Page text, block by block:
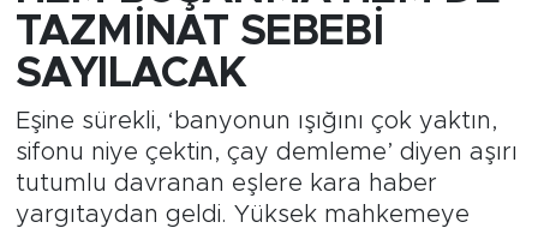
TAZMİNAT SEBEBİ
SAYILACAK
Eşine sürekli, ‘banyonun ışığını çok yaktın,
sifonu niye çektin, çay demleme’ diyen aşırı
tutumlu davranan eşlere kara haber
yargıtaydan geldi. Yüksek mahkemeye
Siyaset
Yerel Haber
Öncü Radyo Dinle
Süper Lig Puan Durumu ve Fikstür
Tüm Manşetler
Son Dakika Haberleri